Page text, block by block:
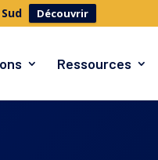
Découvrir
Ressources